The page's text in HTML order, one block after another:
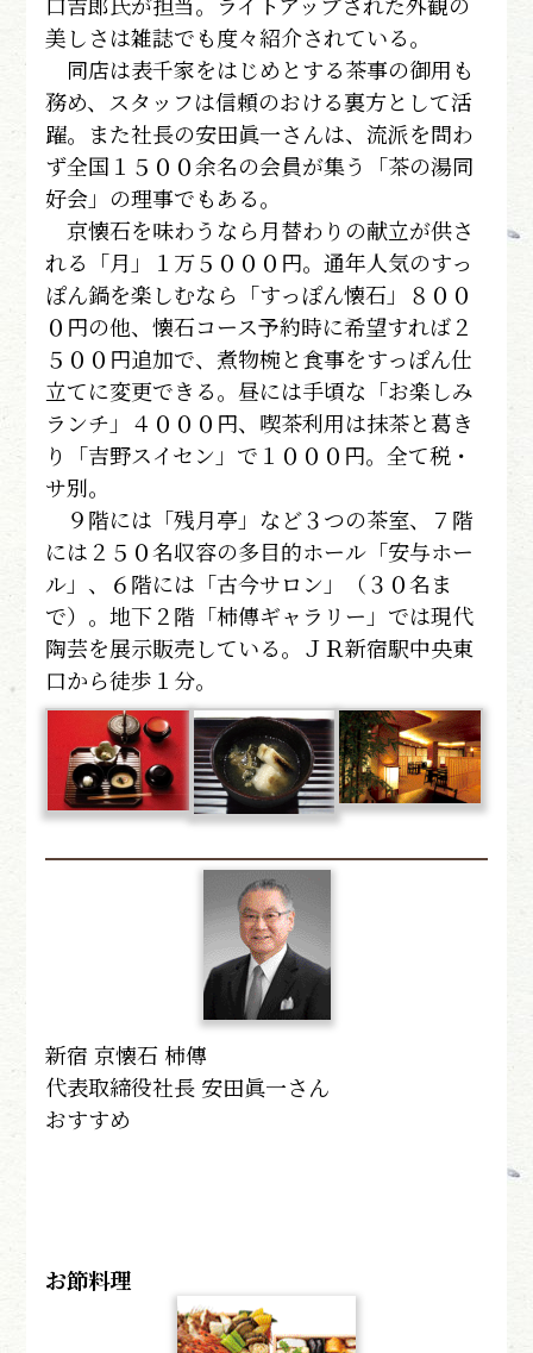
美しさは雑誌でも度々紹介されている。
同店は表千家をはじめとする茶事の御用も
務め、スタッフは信頼のおける裏方として活
躍。また社長の安田眞一さんは、流派を問わ
ず全国１５００余名の会員が集う「茶の湯同
好会」の理事でもある。
京懐石を味わうなら月替わりの献立が供さ
れる「月」１万５０００円。通年人気のすっ
ぽん鍋を楽しむなら「すっぽん懐石」８００
０円の他、懐石コース予約時に希望すれば２
５００円追加で、煮物椀と食事をすっぽん仕
立てに変更できる。昼には手頃な「お楽しみ
ランチ」４０００円、喫茶利用は抹茶と葛き
り「吉野スイセン」で１０００円。全て税・
サ別。
９階には「残月亭」など３つの茶室、７階
には２５０名収容の多目的ホール「安与ホー
ル」、６階には「古今サロン」（３０名ま
で）。地下２階「柿傳ギャラリー」では現代
陶芸を展示販売している。ＪＲ新宿駅中央東
口から徒歩１分。
新宿 京懐石 柿傳
代表取締役社長 安田眞一さん
おすすめ
お節料理